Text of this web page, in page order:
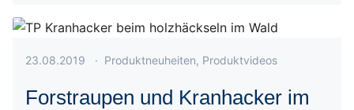
Veröffentlicht am 23.08.2019
23.08.2019 · Produktneuheiten, Produktvideos
Forstraupen und Kranhacker im